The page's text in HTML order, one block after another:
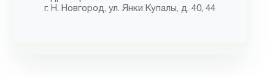
г. Н. Новгород, ул. Янки Купалы, д. 40, 44